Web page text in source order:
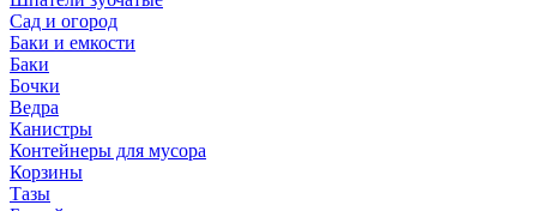
Сад и огород
Баки и емкости
Баки
Бочки
Ведра
Канистры
Контейнеры для мусора
Корзины
Тазы